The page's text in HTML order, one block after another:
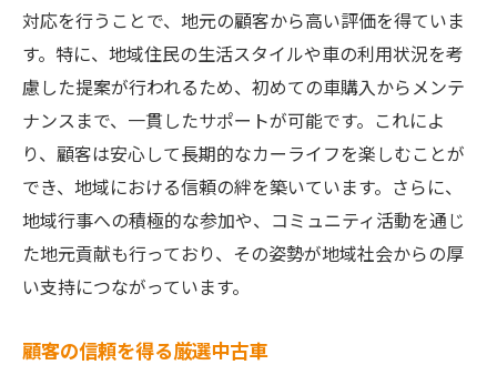
地元イベント参加による地域貢献
クオリティの高い車両の提供
熊本のイシカワモーターが提供する安心の中古
車選び
厳選された在庫車両の魅力
プロフェッショナルによる品質チェック
購入後も安心のアフターサービス
購入プロセスの透明性
メンテナンスの提案とサポート
対応を行うことで、地元の顧客から高い評価を得ていま
す。特に、地域住民の生活スタイルや車の利用状況を考
慮した提案が行われるため、初めての車購入からメンテ
ナンスまで、一貫したサポートが可能です。これによ
り、顧客は安心して長期的なカーライフを楽しむことが
でき、地域における信頼の絆を築いています。さらに、
地域行事への積極的な参加や、コミュニティ活動を通じ
た地元貢献も行っており、その姿勢が地域社会からの厚
い支持につながっています。
顧客の信頼を得る厳選中古車